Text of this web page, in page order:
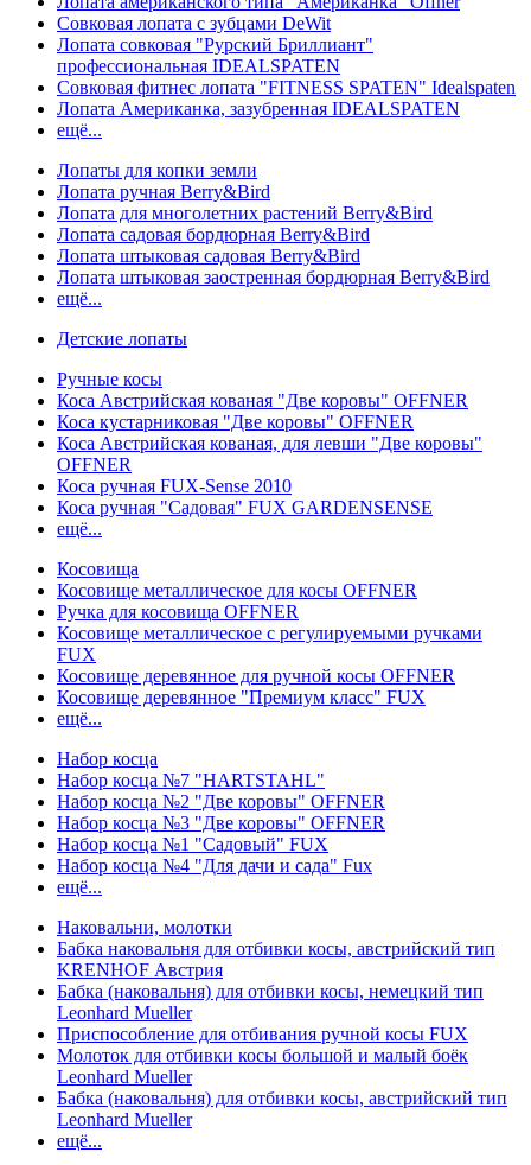
Совковая лопата с зубцами DeWit
Лопата совковая "Рурский Бриллиант"
профессиональная IDEALSPATEN
Совковая фитнес лопата "FITNESS SPATEN" Idealspaten
Лопата Американка, зазубренная IDEALSPATEN
ещё...
Лопаты для копки земли
Лопата ручная Berry&Bird
Лопата для многолетних растений Berry&Bird
Лопата садовая бордюрная Berry&Bird
Лопата штыковая садовая Berry&Bird
Лопата штыковая заостренная бордюрная Berry&Bird
ещё...
Детские лопаты
Ручные косы
Коса Австрийская кованая "Две коровы" OFFNER
Коса кустарниковая "Две коровы" OFFNER
Коса Австрийская кованая, для левши "Две коровы"
OFFNER
Коса ручная FUX-Sense 2010
Коса ручная "Садовая" FUX GARDENSENSE
ещё...
Косовища
Косовище металлическое для косы OFFNER
Ручка для косовища OFFNER
Косовище металлическое с регулируемыми ручками
FUX
Косовище деревянное для ручной косы OFFNER
Косовище деревянное "Премиум класс" FUX
ещё...
Набор косца
Набор косца №7 "HARTSTAHL"
Набор косца №2 "Две коровы" OFFNER
Набор косца №3 "Две коровы" OFFNER
Набор косца №1 "Садовый" FUX
Набор косца №4 "Для дачи и сада" Fux
ещё...
Наковальни, молотки
Бабка наковальня для отбивки косы, австрийский тип
KRENHOF Австрия
Бабка (наковальня) для отбивки косы, немецкий тип
Leonhard Mueller
Приспособление для отбивания ручной косы FUX
Молоток для отбивки косы большой и малый боёк
Leonhard Mueller
Бабка (наковальня) для отбивки косы, австрийский тип
Leonhard Mueller
ещё...